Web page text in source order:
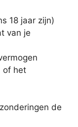
18 jaar zijn)
van je
of het
de